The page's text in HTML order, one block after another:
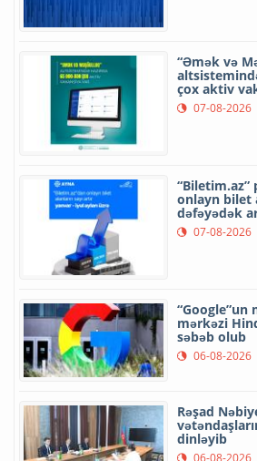
“Əmək və
çox aktiv
07-08-2026
“Biletim.az”
onlayn bilet
dəfəyədək
07-08-2026
“Google”un
mərkəzi
səbəb olub
06-08-2026
Rəşad
dinləyib
06-08-2026